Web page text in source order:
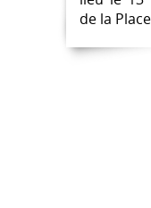
de la